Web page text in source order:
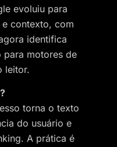
evoluiu para
contexto, com
identifica
para motores de
leitor.
torna o texto
do usuário e
A prática é